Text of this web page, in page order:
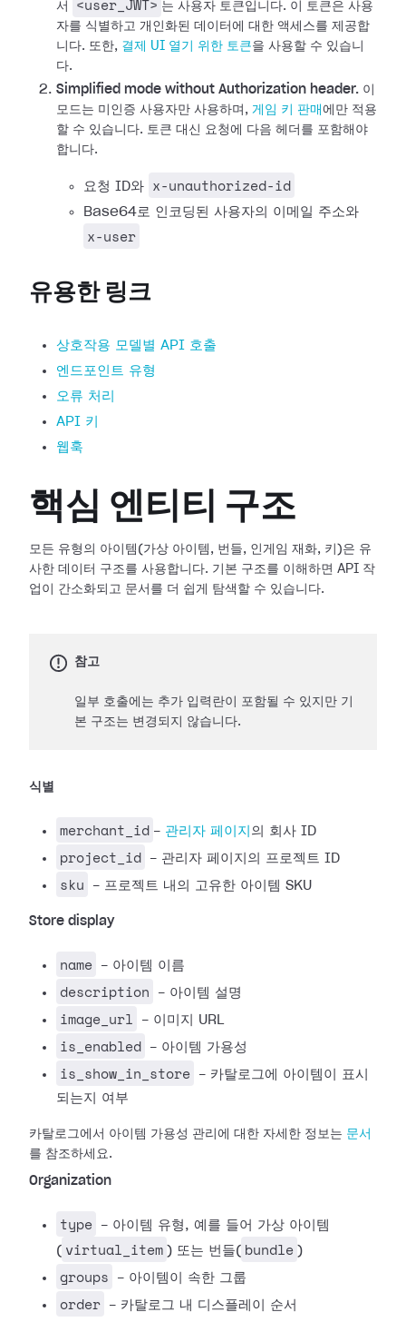
서 <user_JWT> 는 사용자 토큰입니다. 이 토큰은 사용
자를 식별하고 개인화된 데이터에 대한 액세스를 제공합
니다. 또한, 결제 UI 열기 위한 토큰을 사용할 수 있습니
다.
Simplified mode without Authorization header. 이
모드는 미인증 사용자만 사용하며, 게임 키 판매 에만 적용
할 수 있습니다. 토큰 대신 요청에 다음 헤더를 포함해야
합니다.
요청 ID와 x-unauthorized-id
Base64로 인코딩된 사용자의 이메일 주소와
x-user
유용한 링크
상호작용 모델별 API 호출
엔드포인트 유형
오류 처리
API 키
웹훅
핵심 엔티티 구조
모든 유형의 아이템(가상 아이템, 번들, 인게임 재화, 키)은 유
사한 데이터 구조를 사용합니다. 기본 구조를 이해하면 API 작
업이 간소화되고 문서를 더 쉽게 탐색할 수 있습니다.
참고
일부 호출에는 추가 입력란이 포함될 수 있지만 기
본 구조는 변경되지 않습니다.
식별
merchant_id - 관리자 페이지 의 회사 ID
project_id - 관리자 페이지의 프로젝트 ID
sku - 프로젝트 내의 고유한 아이템 SKU
Store display
name - 아이템 이름
description - 아이템 설명
image_url - 이미지 URL
is_enabled - 아이템 가용성
is_show_in_store
- 카탈로그에 아이템이 표시
되는지 여부
카탈로그에서 아이템 가용성 관리에 대한 자세한 정보는 문서
를 참조하세요.
Organization
type
- 아이템 유형, 예를 들어 가상 아이템
( virtual_item ) 또는 번들( bundle )
groups - 아이템이 속한 그룹
order - 카탈로그 내 디스플레이 순서